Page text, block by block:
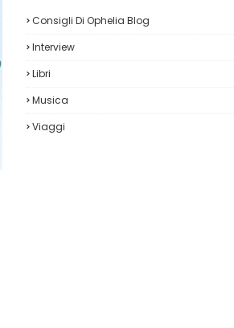
Consigli Di Ophelia Blog
Interview
Libri
Musica
Viaggi